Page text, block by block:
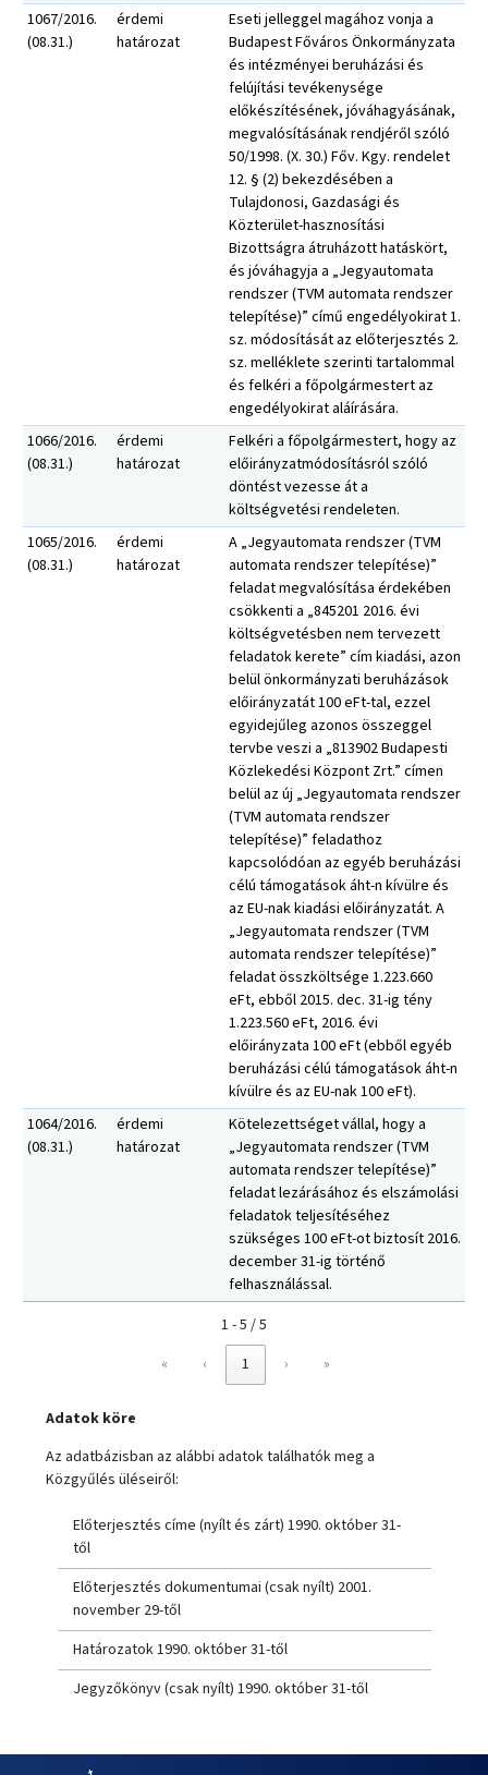
1067/2016.
(08.31.)
érdemi
határozat
Eseti jelleggel magához vonja a
Budapest Főváros Önkormányzata
és intézményei beruházási és
felújítási tevékenysége
előkészítésének, jóváhagyásának,
megvalósításának rendjéről szóló
50/1998. (X. 30.) Főv. Kgy. rendelet
12. § (2) bekezdésében a
Tulajdonosi, Gazdasági és
Közterület-hasznosítási
Bizottságra átruházott hatáskört,
és jóváhagyja a „Jegyautomata
rendszer (TVM automata rendszer
telepítése)” című engedélyokirat 1.
sz. módosítását az előterjesztés 2.
sz. melléklete szerinti tartalommal
és felkéri a főpolgármestert az
engedélyokirat aláírására.
1066/2016.
(08.31.)
érdemi
határozat
Felkéri a főpolgármestert, hogy az
előirányzatmódosításról szóló
döntést vezesse át a
költségvetési rendeleten.
1065/2016.
(08.31.)
érdemi
határozat
A „Jegyautomata rendszer (TVM
automata rendszer telepítése)”
feladat megvalósítása érdekében
csökkenti a „845201 2016. évi
költségvetésben nem tervezett
feladatok kerete” cím kiadási, azon
belül önkormányzati beruházások
előirányzatát 100 eFt-tal, ezzel
egyidejűleg azonos összeggel
tervbe veszi a „813902 Budapesti
Közlekedési Központ Zrt.” címen
belül az új „Jegyautomata rendszer
(TVM automata rendszer
telepítése)” feladathoz
kapcsolódóan az egyéb beruházási
célú támogatások áht-n kívülre és
az EU-nak kiadási előirányzatát. A
„Jegyautomata rendszer (TVM
automata rendszer telepítése)”
feladat összköltsége 1.223.660
eFt, ebből 2015. dec. 31-ig tény
1.223.560 eFt, 2016. évi
előirányzata 100 eFt (ebből egyéb
beruházási célú támogatások áht-n
kívülre és az EU-nak 100 eFt).
1064/2016.
(08.31.)
érdemi
határozat
Kötelezettséget vállal, hogy a
„Jegyautomata rendszer (TVM
automata rendszer telepítése)”
feladat lezárásához és elszámolási
feladatok teljesítéséhez
szükséges 100 eFt-ot biztosít 2016.
december 31-ig történő
felhasználással.
1 - 5 / 5
«
‹ 1 › »
Adatok köre
Az adatbázisban az alábbi adatok találhatók meg a
Közgyűlés üléseiről:
Előterjesztés címe (nyílt és zárt) 1990. október 31-
től
Előterjesztés dokumentumai (csak nyílt) 2001.
november 29-től
Határozatok 1990. október 31-től
Jegyzőkönyv (csak nyílt) 1990. október 31-től